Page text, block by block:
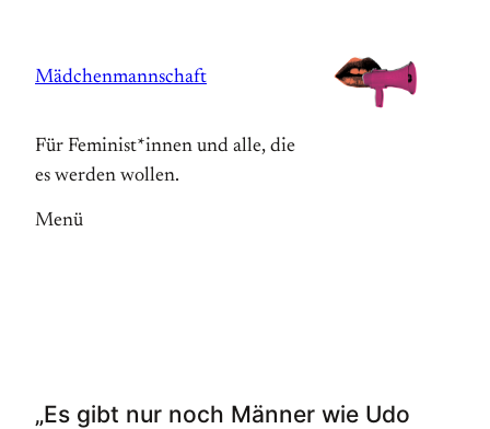
springen
Mädchenmannschaft
Für Feminist*innen und alle, die
es werden wollen.
Menü
„Es gibt nur noch Männer wie Udo